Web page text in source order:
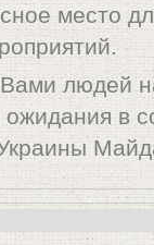
место
людей
в